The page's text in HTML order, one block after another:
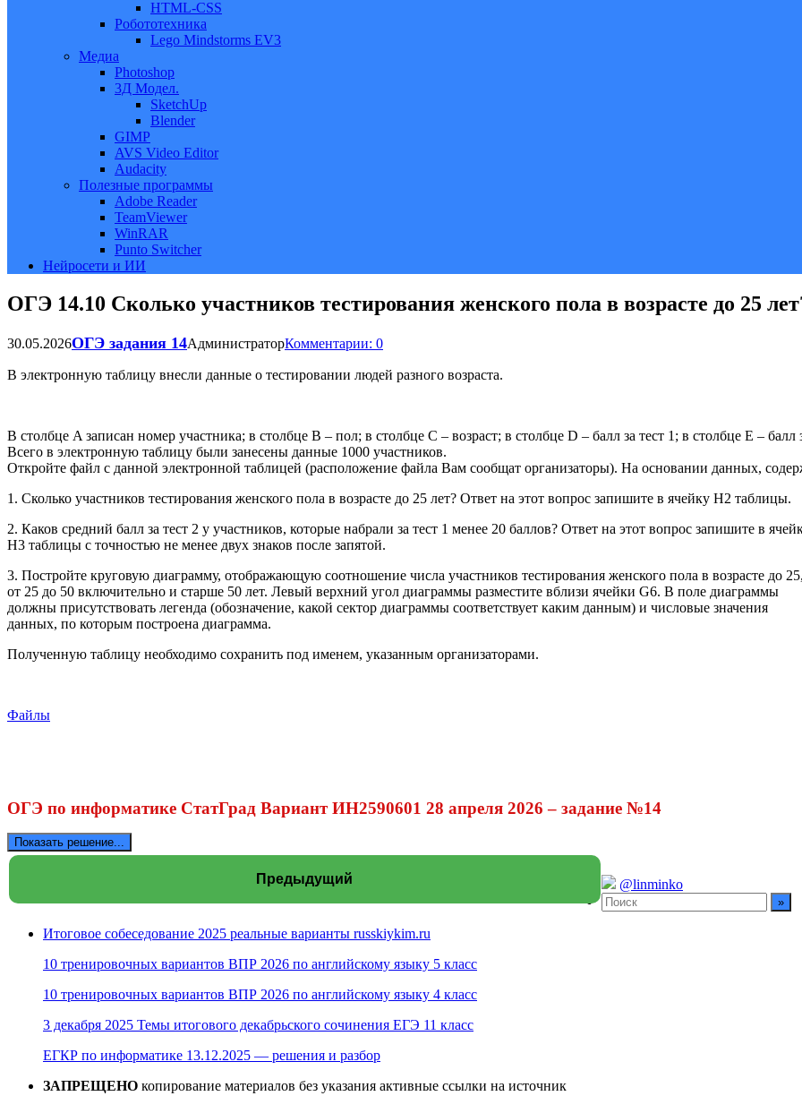
HTML-CSS
Робототехника
Lego Mindstorms EV3
Медиа
Photoshop
3Д Модел.
SketchUp
Blender
GIMP
AVS Video Editor
Audacity
Полезные программы
Adobe Reader
TeamViewer
WinRAR
Punto Switcher
Нейросети и ИИ
ОГЭ 14.10 Сколько участников тестирования женского пола в возрасте до 25
30.05.2026ОГЭ задания 14АдминистраторКомментарии: 0
В электронную таблицу внесли данные о тестировании людей разного возраста.
В столбце A записан номер участника; в столбце B – пол; в столбце C – возраст; в столбце D – балл за тест 1; в столбце E – балл
Всего в электронную таблицу были занесены данные 1000 участников.
Откройте файл с данной электронной таблицей (расположение файла Вам сообщат организаторы). На основании данных,
1. Сколько участников тестирования женского пола в возрасте до 25 лет? Ответ на этот вопрос запишите в ячейку H2 таблицы.
2. Каков средний балл за тест 2 у участников, которые набрали за тест 1 менее 20 баллов? Ответ на этот вопрос запишите в
H3 таблицы с точностью не менее двух знаков после запятой.
3. Постройте круговую диаграмму, отображающую соотношение числа участников тестирования женского пола в возрасте до
от 25 до 50 включительно и старше 50 лет. Левый верхний угол диаграммы разместите вблизи ячейки G6. В поле диаграммы
должны присутствовать легенда (обозначение, какой сектор диаграммы соответствует каким данным) и числовые значения
данных, по которым построена диаграмма.
Полученную таблицу необходимо сохранить под именем, указанным организаторами.
Файлы
ОГЭ по информатике СтатГрад Вариант ИН2590601 28 апреля 2026 – задание №14
Показать решение...
Предыдущий @linminko
Итоговое собеседование 2025 реальные варианты russkiykim.ru
10 тренировочных вариантов ВПР 2026 по английскому языку 5 класс
10 тренировочных вариантов ВПР 2026 по английскому языку 4 класс
3 декабря 2025 Темы итогового декабрьского сочинения ЕГЭ 11 класс
ЕГКР по информатике 13.12.2025 — решения и разбор
ЗАПРЕЩЕНО копирование материалов без указания активные ссылки на источник